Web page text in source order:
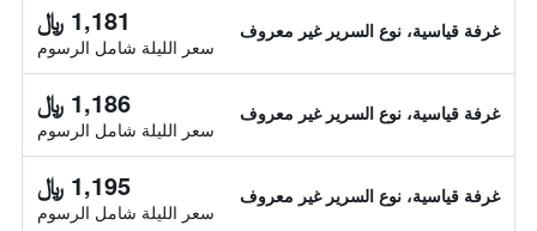
غرفة قياسية، نوع السرير غير معروف 1,181 ﷼
سعر الليلة شامل الرسوم
غرفة قياسية، نوع السرير غير معروف 1,186 ﷼
سعر الليلة شامل الرسوم
غرفة قياسية، نوع السرير غير معروف 1,195 ﷼
سعر الليلة شامل الرسوم